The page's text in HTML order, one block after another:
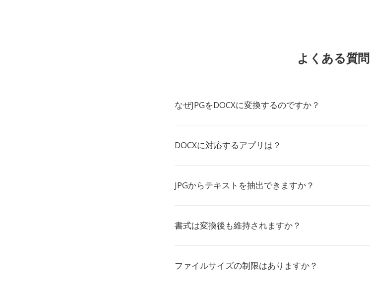
よくある質問
なぜJPGをDOCXに変換するのですか？
DOCXに対応するアプリは？
JPGからテキストを抽出できますか？
書式は変換後も維持されますか？
ファイルサイズの制限はありますか？